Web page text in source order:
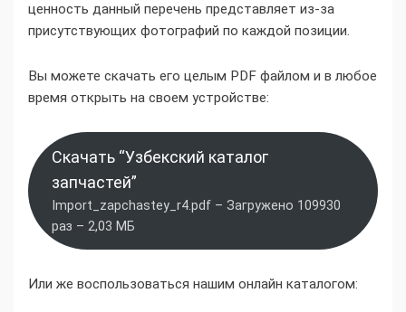
ценность данный перечень представляет из-за
присутствующих фотографий по каждой позиции.
Вы можете скачать его целым PDF файлом и в любое
время открыть на своем устройстве:
Скачать “Узбекский каталог
запчастей”
Import_zapchastey_r4.pdf – Загружено 109930
раз – 2,03 МБ
Или же воспользоваться нашим онлайн каталогом: